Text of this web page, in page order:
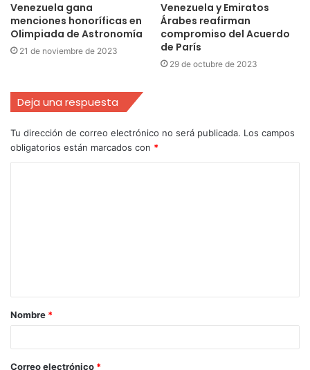
Venezuela gana
menciones honoríficas en
Olimpiada de Astronomía
21 de noviembre de 2023
Venezuela y Emiratos
Árabes reafirman
compromiso del Acuerdo
de París
29 de octubre de 2023
Deja una respuesta
Tu dirección de correo electrónico no será publicada. Los campos
obligatorios están marcados con *
Nombre *
Correo electrónico *